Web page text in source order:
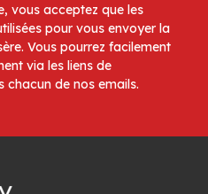
vous acceptez que les
pour vous envoyer la
Vous pourrez facilement
via les liens de
chacun de nos emails.